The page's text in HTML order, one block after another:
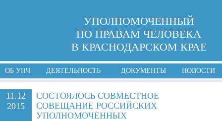
УПОЛНОМОЧЕННЫЙ
ПО ПРАВАМ ЧЕЛОВЕКА
В КРАСНОДАРСКОМ КРАЕ
ОБ УПЧ ДЕЯТЕЛЬНОСТЬ ДОКУМЕНТЫ НОВОСТИ
11.12
2015
СОСТОЯЛОСЬ СОВМЕСТНОЕ
СОВЕЩАНИЕ РОССИЙСКИХ
УПОЛНОМОЧЕННЫХ